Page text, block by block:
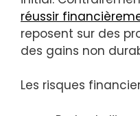
réussir
reposent sur des
des gains non
Les risques